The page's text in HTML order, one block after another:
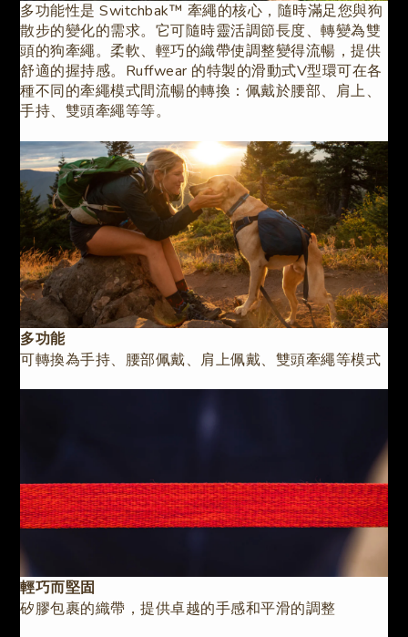
多功能性是 Switchbak™ 牽繩的核心，隨時滿足您與狗
散步的變化的需求。它可隨時靈活調節長度、轉變為雙
頭的狗牽繩。柔軟、輕巧的織帶使調整變得流暢，提供
舒適的握持感。Ruffwear 的特製的滑動式V型環可在各
種不同的牽繩模式間流暢的轉換：佩戴於腰部、肩上、
手持、雙頭牽繩等等。
多功能
可轉換為手持、腰部佩戴、肩上佩戴、雙頭牽繩等模式
輕巧而堅固
矽膠包裹的織帶，提供卓越的手感和平滑的調整